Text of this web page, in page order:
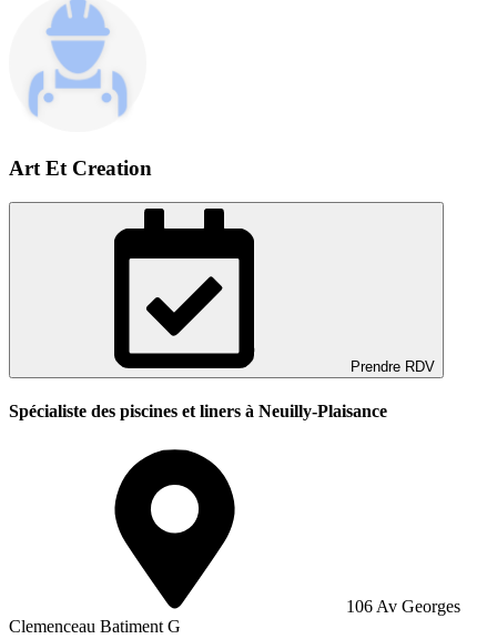
Art Et Creation
Prendre RDV
Spécialiste des piscines et liners à Neuilly-Plaisance
106 Av Georges
Clemenceau Batiment G